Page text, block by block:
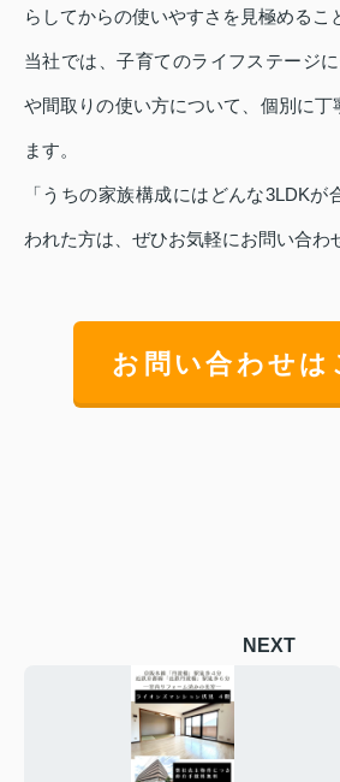
らしてからの使いやすさを見極めるこ
当社では、子育てのライフステージ
や間取りの使い方について、個別に丁
ます。
「うちの家族構成にはどんな3LDKが
われた方は、ぜひお気軽にお問い合わ
お問い合わせは
NEXT